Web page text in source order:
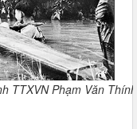
TTXVN Phạm Văn